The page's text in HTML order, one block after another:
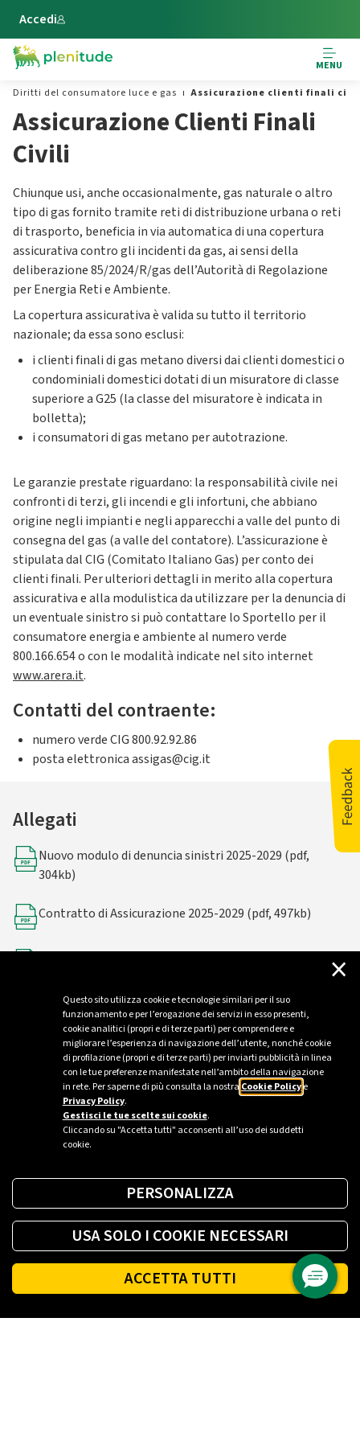
Questo sito utilizza cookie e tecnologie similari per il suo
funzionamento e per l’erogazione dei servizi in esso presenti,
cookie analitici (propri e di terze parti) per comprendere e
migliorare l’esperienza di navigazione dell’utente, nonché cookie
di profilazione (propri e di terze parti) per inviarti pubblicità in linea
con le tue preferenze manifestate nell’ambito della navigazione
in rete. Per saperne di più consulta la nostra Cookie Policye
Privacy Policy.
Gestisci le tue scelte sui cookie.
Cliccando su "Accetta tutti" acconsenti all’uso dei suddetti
cookie.
×
PERSONALIZZA
USA SOLO I COOKIE NECESSARI
ACCETTA TUTTI
Vai al contenuto principale
Accedi
MENU
Diritti del consumatore luce e gas
Assicurazione clienti finali
Assicurazione Clienti Finali
Civili
Chiunque usi, anche occasionalmente, gas naturale o altro
tipo di gas fornito tramite reti di distribuzione urbana o reti
di trasporto, beneficia in via automatica di una copertura
assicurativa contro gli incidenti da gas, ai sensi della
deliberazione 85/2024/R/gas dell’Autorità di Regolazione
per Energia Reti e Ambiente.
La copertura assicurativa è valida su tutto il territorio
nazionale; da essa sono esclusi:
i clienti finali di gas metano diversi dai clienti domestici o
condominiali domestici dotati di un misuratore di classe
superiore a G25 (la classe del misuratore è indicata in
bolletta);
i consumatori di gas metano per autotrazione.
Le garanzie prestate riguardano: la responsabilità civile nei
confronti di terzi, gli incendi e gli infortuni, che abbiano
origine negli impianti e negli apparecchi a valle del punto di
consegna del gas (a valle del contatore). L’assicurazione è
stipulata dal CIG (Comitato Italiano Gas) per conto dei
clienti finali. Per ulteriori dettagli in merito alla copertura
assicurativa e alla modulistica da utilizzare per la denuncia di
un eventuale sinistro si può contattare lo Sportello per il
consumatore energia e ambiente al numero verde
800.166.654 o con le modalità indicate nel sito internet
www.arera.it.
Contatti del contraente:
numero verde CIG 800.92.92.86
posta elettronica assigas@cig.it
Allegati
Nuovo modulo di denuncia sinistri 2025-2029 (pdf,
304kb)
Contratto di Assicurazione 2025-2029 (pdf, 497kb)
Delibera Arera 085/24/R/GAS - 19/03/2024 (pdf, 606kb)